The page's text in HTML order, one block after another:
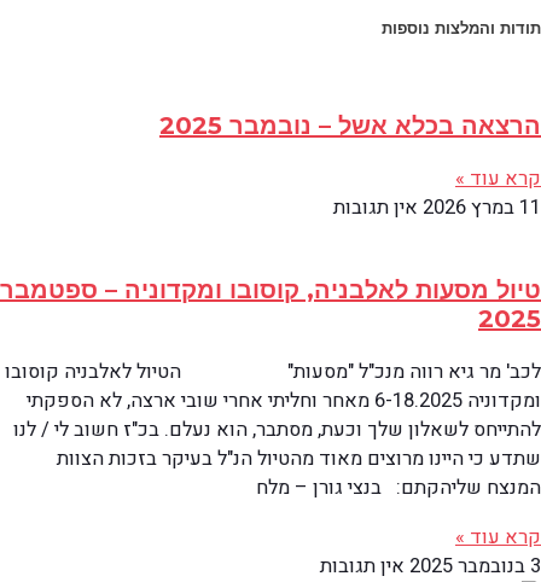
תודות והמלצות נוספות
הרצאה בכלא אשל – נובמבר 2025
קרא עוד »
11 במרץ 2026
אין תגובות
טיול מסעות לאלבניה, קוסובו ומקדוניה – ספטמבר
2025
לכב' מר גיא רווה מנכ"ל "מסעות" הטיול לאלבניה קוסובו
ומקדוניה 6-18.2025 מאחר וחליתי אחרי שובי ארצה, לא הספקתי
להתייחס לשאלון שלך וכעת, מסתבר, הוא נעלם. בכ"ז חשוב לי / לנו
שתדע כי היינו מרוצים מאוד מהטיול הנ"ל בעיקר בזכות הצוות
המנצח שליהקתם: בנצי גורן – מלח
קרא עוד »
3 בנובמבר 2025
אין תגובות